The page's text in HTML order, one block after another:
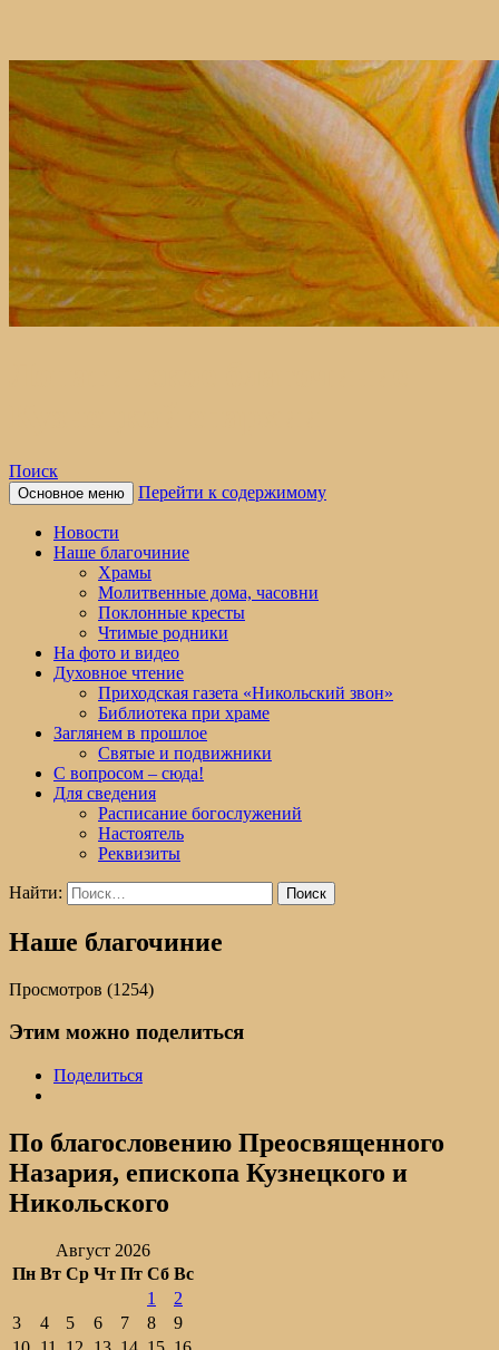
Поиск
Основное меню Перейти к содержимому
Новости
Наше благочиние
Храмы
Молитвенные дома, часовни
Поклонные кресты
Чтимые родники
На фото и видео
Духовное чтение
Приходская газета «Никольский звон»
Библиотека при храме
Заглянем в прошлое
Святые и подвижники
С вопросом – сюда!
Для сведения
Расписание богослужений
Настоятель
Реквизиты
Найти:
Наше благочиние
Просмотров (1254)
Этим можно поделиться
Поделиться
По благословению Преосвященного
Назария, епископа Кузнецкого и
Никольского
Август 2026
Пн Вт Ср Чт Пт Сб Вс
1
2
3
4 5 6 7 8
9